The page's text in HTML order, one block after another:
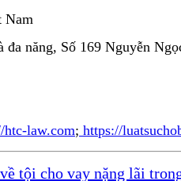
Nam
năng, Số 169 Nguyễn
htc-law.com; https://
tội cho vay nặng lãi